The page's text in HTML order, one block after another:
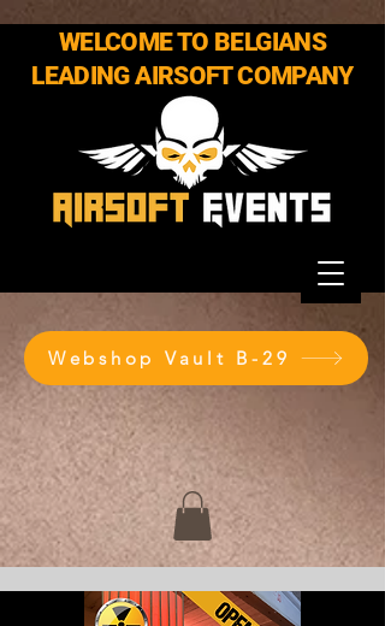
WELCOME TO BELGIANS
LEADING AIRSOFT COMPANY
Webshop Vault B-29